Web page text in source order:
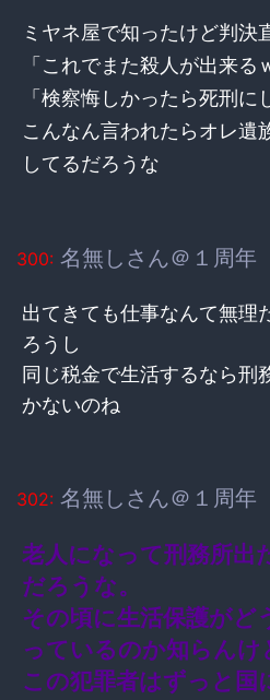
ミヤネ屋で知ったけど判決
「これでまた殺人が出来る
「検察悔しかったら死刑に
こんなん言われたらオレ遺
してるだろうな
300: 名無しさん＠１周年
出てきても仕事なんて無理
ろうし
同じ税金で生活するなら刑
かないのね
302: 名無しさん＠１周年
老人になって刑務所出
だろうな。
その頃に生活保護がど
っているのか知らんけ
この犯罪者はずっと国